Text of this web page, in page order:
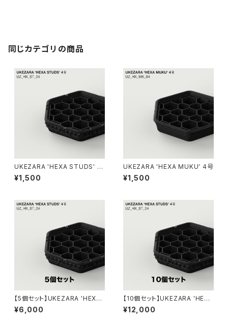
同じカテゴリの商品
UKEZARA 'HEXA STUDS' 4
号
¥1,500
UKEZARA 'HEXA MUKU' 4号
¥1,500
【5個セット】UKEZARA 'HEXA
STUDS' 4号
¥6,000
【10個セット】UKEZARA 'HEXA
STUDS' 4号
¥12,000